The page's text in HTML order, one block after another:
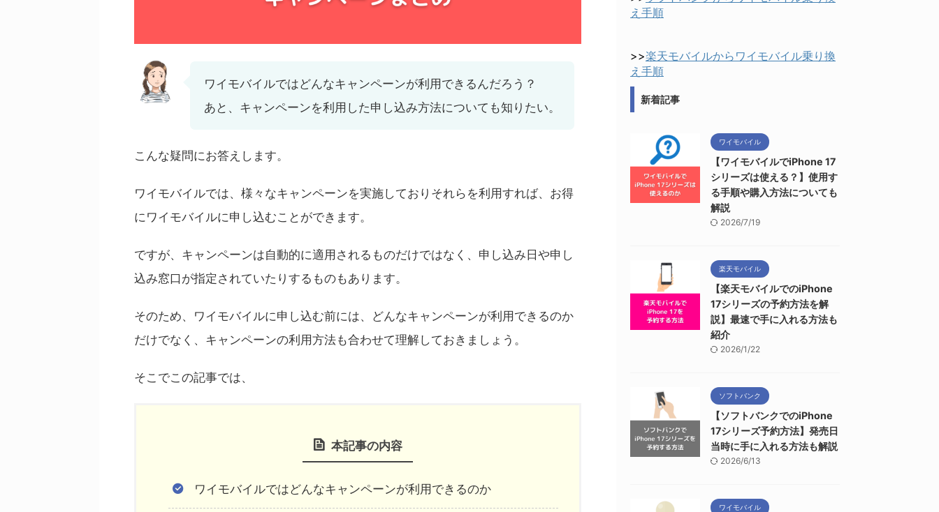
ワイモバイルではどんなキャンペーンが利用できるんだろう？
あと、キャンペーンを利用した申し込み方法についても知りたい。
こんな疑問にお答えします。
ワイモバイルでは、様々なキャンペーンを実施しておりそれらを利用すれば、お得
にワイモバイルに申し込むことができます。
ですが、キャンペーンは自動的に適用されるものだけではなく、申し込み日や申し
込み窓口が指定されていたりするものもあります。
そのため、ワイモバイルに申し込む前には、どんなキャンペーンが利用できるのか
だけでなく、キャンペーンの利用方法も合わせて理解しておきましょう。
そこでこの記事では、
本記事の内容
ワイモバイルではどんなキャンペーンが利用できるのか
え手順
>>楽天モバイルからワイモバイル乗り換
え手順
新着記事
ワイモバイル
【ワイモバイルでiPhone 17
シリーズは使える？】使用す
る手順や購入方法についても
解説
2026/7/19
楽天モバイル
【楽天モバイルでのiPhone
17シリーズの予約方法を解
説】最速で手に入れる方法も
紹介
2026/1/22
ソフトバンク
【ソフトバンクでのiPhone
17シリーズ予約方法】発売日
当時に手に入れる方法も解説
2026/6/13
ワイモバイル